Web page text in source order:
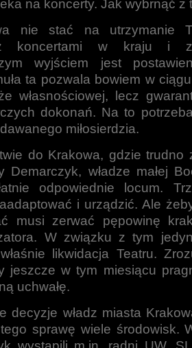
na koncerty. Jak wybrnąć z
nie stać na utrzymanie
z koncertami w kraju i
wyjściem jest
ta pozwala bowiem w
własnościowej, lecz
dokonań. Na to
miłosierdzia.
do Krakowa, gdzie trudno
Demarczyk, władze małej
odpowiednie locum.
i urządzić. Ale
musi zerwać pępowinę
W związku z tym
likwidacja Teatru.
jeszcze w tym miesiącu
uchwałę.
decyzje władz miasta
sprawę wiele środowisk.